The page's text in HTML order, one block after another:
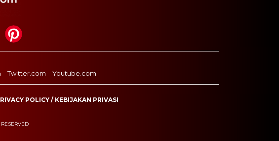
Twitter.com Youtube.com
POLICY / KEBIJAKAN PRIVASI